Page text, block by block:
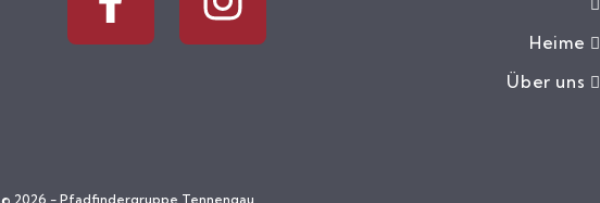
Heime
Über uns
© 2026 - Pfadfindergruppe Tennengau